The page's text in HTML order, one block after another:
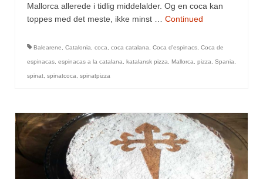
Mallorca allerede i tidlig middelalder. Og en coca kan
toppes med det meste, ikke minst … Continued
Balearene Catalonia coca coca catalana Coca d'espinacs Coca de
espinacas espinacas a la catalana katalansk pizza Mallorca pizza Spania
spinat spinatcoca spinatpizza